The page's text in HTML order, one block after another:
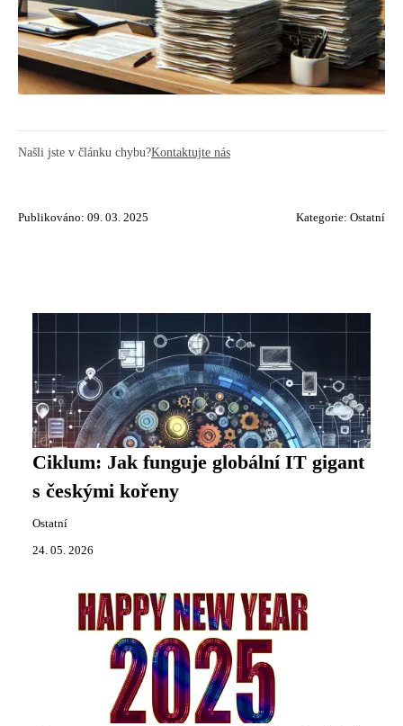
Našli jste v článku chybu?Kontaktujte nás
Publikováno: 09. 03. 2025 Kategorie: Ostatní
Ciklum: Jak funguje globální IT gigant
s českými kořeny
Ostatní
24. 05. 2026